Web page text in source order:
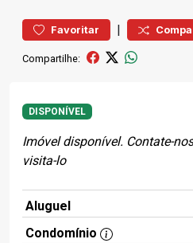
Favoritar |
Compartilhe:
DISPONÍVEL
Imóvel disponível. Contate-
visita-lo
Aluguel
Condomínio